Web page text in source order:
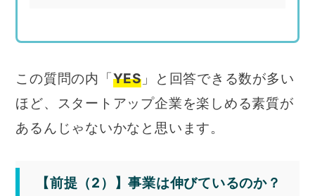
この質問の内「YES 」と回答できる数が多い
ほど、スタートアップ企業を楽しめる素質が
あるんじゃないかなと思います。
【前提（2）】事業は伸びているのか？